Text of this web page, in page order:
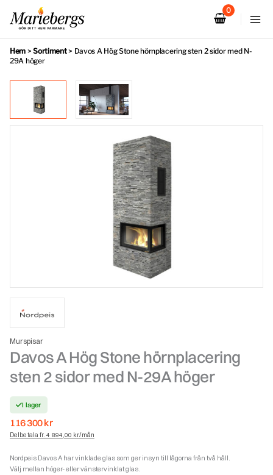
innehåll
Hem >Sortiment> Davos A Hög Stone hörnplacering sten 2 sidor med N-
29A höger
Murspisar
Davos A Hög Stone hörnplacering
sten 2 sidor med N-29A höger
I lager
116 300kr
Delbetala fr. 4 894,00 kr/mån
Nordpeis Davos A har vinklade glas som ger insyn till lågorna från två håll.
Välj mellan höger- eller vänstervinklat glas.